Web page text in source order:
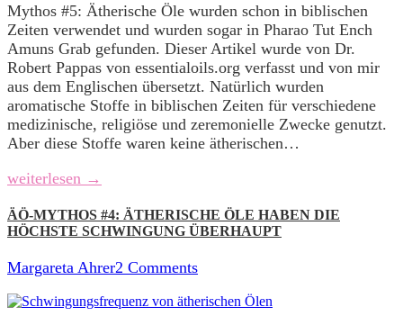
Mythos #5: Ätherische Öle wurden schon in biblischen
Zeiten verwendet und wurden sogar in Pharao Tut Ench
Amuns Grab gefunden. Dieser Artikel wurde von Dr.
Robert Pappas von essentialoils.org verfasst und von mir
aus dem Englischen übersetzt. Natürlich wurden
aromatische Stoffe in biblischen Zeiten für verschiedene
medizinische, religiöse und zeremonielle Zwecke genutzt.
Aber diese Stoffe waren keine ätherischen…
weiterlesen →
ÄÖ-MYTHOS #4: ÄTHERISCHE ÖLE HABEN DIE
HÖCHSTE SCHWINGUNG ÜBERHAUPT
Margareta Ahrer2 Comments